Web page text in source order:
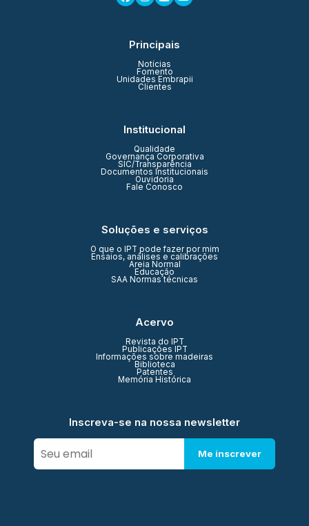
Principais
Notícias
Fomento
Unidades Embrapii
Clientes
Institucional
Qualidade
Governança Corporativa
SIC/Transparência
Documentos Institucionais
Ouvidoria
Fale Conosco
Soluções e serviços
O que o IPT pode fazer por mim
Ensaios, análises e calibrações
Areia Normal
Educação
SAA Normas técnicas
Acervo
Revista do IPT
Publicações IPT
Informações sobre madeiras
Biblioteca
Patentes
Memória Histórica
Inscreva-se na nossa newsletter
Me inscrever